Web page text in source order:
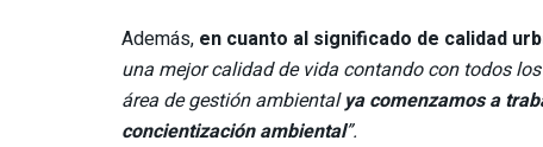
Además, en cuanto al significado de calidad
una mejor calidad de vida contando con todos
área de gestión ambientalya comenzamos a
concientización ambiental”.